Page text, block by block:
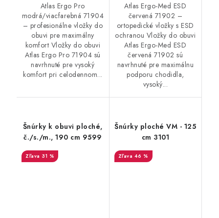
Atlas Ergo Pro
modrá/viacfarebná 71904
– profesionálne vložky do
obuvi pre maximálny
komfort Vložky do obuvi
Atlas Ergo Pro 71904 sú
navrhnuté pre vysoký
komfort pri celodennom...
Atlas Ergo-Med ESD
červená 71902 –
ortopedické vložky s ESD
ochranou Vložky do obuvi
Atlas Ergo-Med ESD
červená 71902 sú
navrhnuté pre maximálnu
podporu chodidla,
vysoký...
Šnúrky k obuvi ploché,
č./s./m., 190 cm 9599
31 %
Šnúrky ploché VM - 125
cm 3101
46 %